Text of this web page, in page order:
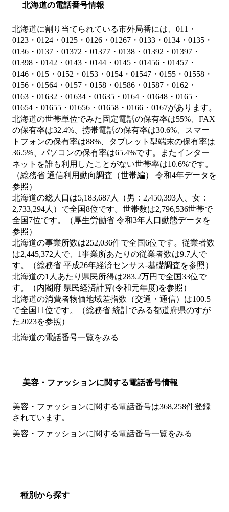
北海道の電話番号情報
北海道に割り当てられている市外局番には、011・
0123・0124・0125・0126・01267・0133・0134・0135・
0136・0137・01372・01377・0138・01392・01397・
01398・0142・0143・0144・0145・01456・01457・
0146・015・0152・0153・0154・01547・0155・01558・
0156・01564・0157・0158・01586・01587・0162・
0163・01632・01634・01635・0164・01648・0165・
01654・01655・01656・01658・0166・0167があります。
北海道の世帯単位でみた固定電話の保有率は55%、FAX
の保有率は32.4%、携帯電話の保有率は30.6%、スマー
トフォンの保有率は88%、タブレット型端末の保有率は
36.5%、パソコンの保有率は65.4%です。またインター
ネットを誰も利用したことがない世帯率は10.6%です。
（総務省 通信利用動向調査（世帯編） 令和4年データを
参照）
北海道の総人口は5,183,687人（男：2,450,393人、女：
2,733,294人）で全国8位です。世帯数は2,796,536世帯で
全国7位です。（厚生労働省 令和3年人口動態データを
参照）
北海道の事業所数は252,036件で全国6位です。従業者数
は2,445,372人で、1事業所あたりの従業者数は9.7人で
す。（総務省 平成26年経済センサス‐基礎調査を参照）
北海道の1人あたり県民所得は283.2万円で全国33位で
す。（内閣府 県民経済計算(令和元年度)を参照）
北海道の消費者物価地域差指数（交通・通信）は100.5
で全国11位です。（総務省 統計でみる都道府県のすが
た2023を参照）
北海道の電話番号一覧をみる
美容・ファッションに関する電話番号情報
美容・ファッションに関する電話番号は368,258件登録
されています。
美容・ファッションに関する電話番号一覧をみる
種別から探す